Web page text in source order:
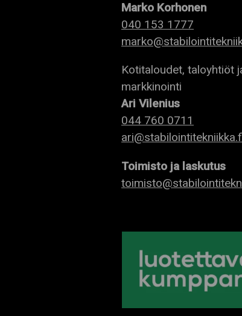
Marko Korhonen
040 153 1777
Kotitaloudet, taloyhtiöt
markkinointi
Ari Vilenius
044 760 0711
Toimisto ja laskutus